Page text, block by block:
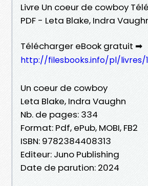
Livre Un coeur de cowboy
PDF - Leta Blake, Indra
Télécharger eBook gratuit ➡
http://filesbooks.info/pl/livres/
Un coeur de cowboy
Leta Blake, Indra Vaughn
Nb. de pages: 334
Format: Pdf, ePub, MOBI, FB2
ISBN: 9782384408313
Editeur: Juno Publishing
Date de parution: 2024